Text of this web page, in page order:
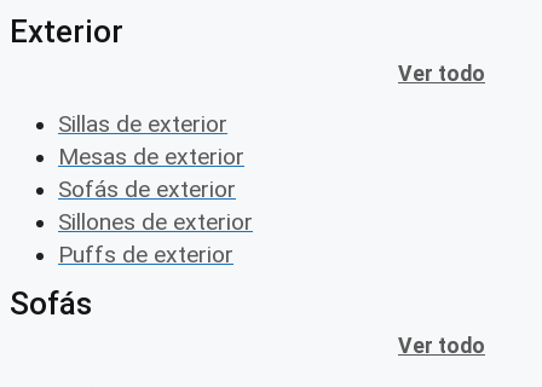
Exterior
Ver todo
Sillas de exterior
Mesas de exterior
Sofás de exterior
Sillones de exterior
Puffs de exterior
Sofás
Ver todo